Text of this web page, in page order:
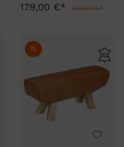
179,00 €* 219,00 €*
%